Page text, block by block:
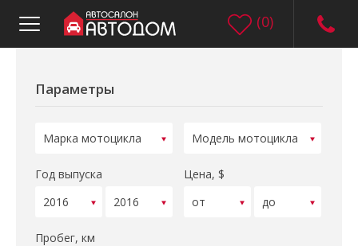
(0)
Параметры
Год выпуска Цена, $
Пробег, км